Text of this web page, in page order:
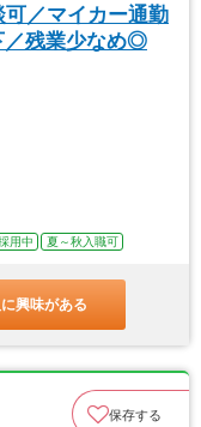
可／マイカー通勤
／残業少なめ◎
用中 夏～秋入職可
興味がある
保存する